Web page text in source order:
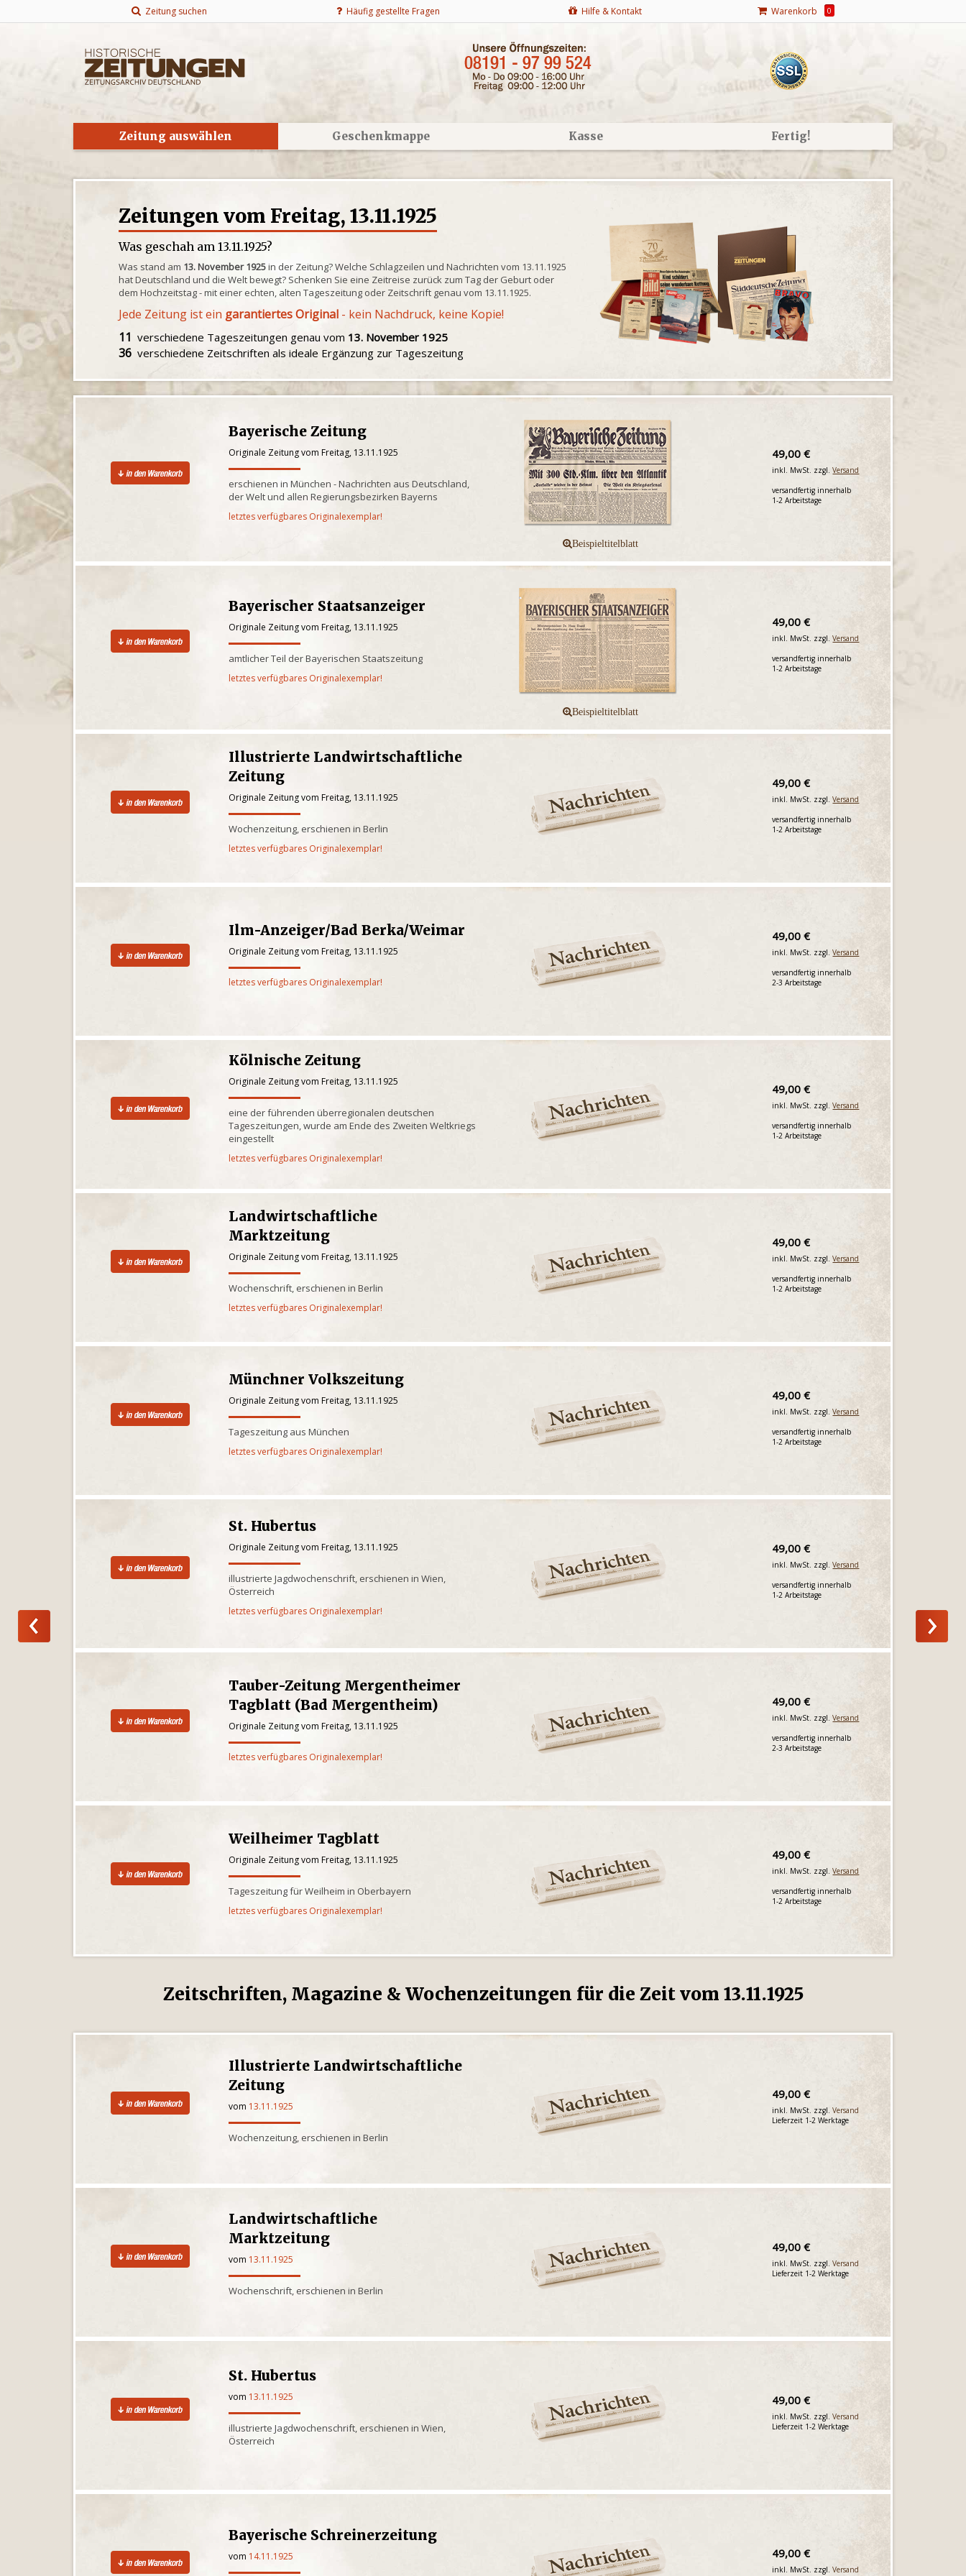
Zeitung suchen Häufig gestellte Fragen Hilfe & Kontakt Warenkorb 0
Zeitung auswählen Geschenkmappe Kasse Fertig!
Zeitungen vom Freitag, 13.11.1925
Was geschah am 13.11.1925?
Was stand am 13. November 1925in der Zeitung? Welche Schlagzeilen und Nachrichten vom 13.11.1925
hat Deutschland und die Welt bewegt? Schenken Sie eine Zeitreise zurück zum Tag der Geburt oder
dem Hochzeitstag - mit einer echten, alten Tageszeitung oder Zeitschrift genau vom 13.11.1925.
Jede Zeitung ist ein garantiertes Original - kein Nachdruck, keine Kopie!
11 verschiedene Tageszeitungen genau vom 13. November 1925
36 verschiedene Zeitschriften als ideale Ergänzung zur Tageszeitung
Bayerische Zeitung
Originale Zeitung vom Freitag, 13.11.1925
erschienen in München - Nachrichten aus Deutschland,
der Welt und allen Regierungsbezirken Bayerns
letztes verfügbares Originalexemplar!
49,00 €
inkl. MwSt. zzgl.Versand
versandfertig innerhalb
1-2 Arbeitstage
Bayerischer Staatsanzeiger
Originale Zeitung vom Freitag, 13.11.1925
amtlicher Teil der Bayerischen Staatszeitung
letztes verfügbares Originalexemplar!
49,00 €
inkl. MwSt. zzgl.Versand
versandfertig innerhalb
1-2 Arbeitstage
Illustrierte Landwirtschaftliche
Zeitung
Originale Zeitung vom Freitag, 13.11.1925
Wochenzeitung, erschienen in Berlin
letztes verfügbares Originalexemplar!
49,00 €
inkl. MwSt. zzgl.Versand
versandfertig innerhalb
1-2 Arbeitstage
Ilm-Anzeiger/Bad Berka/Weimar
Originale Zeitung vom Freitag, 13.11.1925
letztes verfügbares Originalexemplar!
49,00 €
inkl. MwSt. zzgl.Versand
versandfertig innerhalb
2-3 Arbeitstage
Kölnische Zeitung
Originale Zeitung vom Freitag, 13.11.1925
eine der führenden überregionalen deutschen
Tageszeitungen, wurde am Ende des Zweiten Weltkriegs
eingestellt
letztes verfügbares Originalexemplar!
49,00 €
inkl. MwSt. zzgl.Versand
versandfertig innerhalb
1-2 Arbeitstage
Landwirtschaftliche
Marktzeitung
Originale Zeitung vom Freitag, 13.11.1925
Wochenschrift, erschienen in Berlin
letztes verfügbares Originalexemplar!
49,00 €
inkl. MwSt. zzgl.Versand
versandfertig innerhalb
1-2 Arbeitstage
Münchner Volkszeitung
Originale Zeitung vom Freitag, 13.11.1925
Tageszeitung aus München
letztes verfügbares Originalexemplar!
49,00 €
inkl. MwSt. zzgl.Versand
versandfertig innerhalb
1-2 Arbeitstage
St. Hubertus
Originale Zeitung vom Freitag, 13.11.1925
illustrierte Jagdwochenschrift, erschienen in Wien,
Österreich
letztes verfügbares Originalexemplar!
49,00 €
inkl. MwSt. zzgl.Versand
versandfertig innerhalb
1-2 Arbeitstage
Tauber-Zeitung Mergentheimer
Tagblatt (Bad Mergentheim)
Originale Zeitung vom Freitag, 13.11.1925
letztes verfügbares Originalexemplar!
49,00 €
inkl. MwSt. zzgl.Versand
versandfertig innerhalb
2-3 Arbeitstage
Weilheimer Tagblatt
Originale Zeitung vom Freitag, 13.11.1925
Tageszeitung für Weilheim in Oberbayern
letztes verfügbares Originalexemplar!
49,00 €
inkl. MwSt. zzgl.Versand
versandfertig innerhalb
1-2 Arbeitstage
Zeitschriften, Magazine & Wochenzeitungen für die Zeit vom 13.11.1925
Illustrierte Landwirtschaftliche
Zeitung
vom 13.11.1925
Wochenzeitung, erschienen in Berlin
49,00 €
inkl. MwSt. zzgl.Versand
Lieferzeit 1-2 Werktage
Landwirtschaftliche
Marktzeitung
vom 13.11.1925
Wochenschrift, erschienen in Berlin
49,00 €
inkl. MwSt. zzgl.Versand
Lieferzeit 1-2 Werktage
St. Hubertus
vom 13.11.1925
illustrierte Jagdwochenschrift, erschienen in Wien,
Österreich
49,00 €
inkl. MwSt. zzgl.Versand
Lieferzeit 1-2 Werktage
Bayerische Schreinerzeitung
vom 14.11.1925 49,00 €
inkl. MwSt. zzgl.Versand